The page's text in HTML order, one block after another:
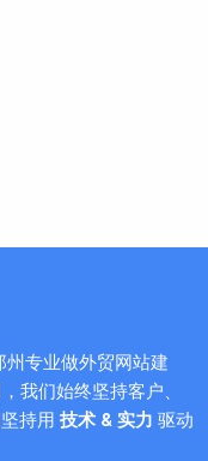
专业做外贸网站建
我们始终坚持客户、
持用 技术 & 实力 驱动